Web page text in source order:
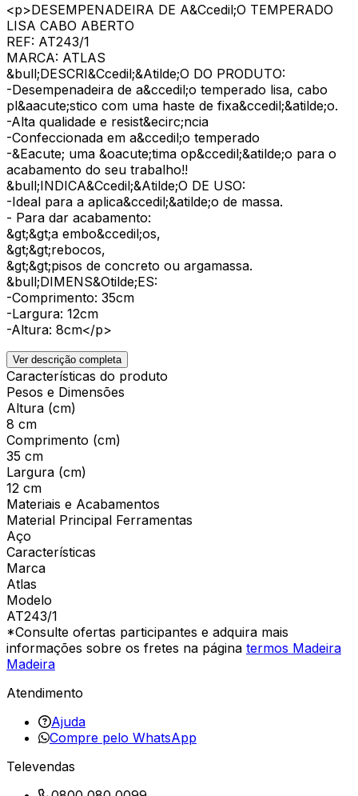
<p>DESEMPENADEIRA DE A&Ccedil;O TEMPERADO
LISA CABO ABERTO
REF: AT243/1
MARCA: ATLAS
&bull;DESCRI&Ccedil;&Atilde;O DO PRODUTO:
-Desempenadeira de a&ccedil;o temperado lisa, cabo
pl&aacute;stico com uma haste de fixa&ccedil;&atilde;o.
-Alta qualidade e resist&ecirc;ncia
-Confeccionada em a&ccedil;o temperado
-&Eacute; uma &oacute;tima op&ccedil;&atilde;o para o
acabamento do seu trabalho!!
&bull;INDICA&Ccedil;&Atilde;O DE USO:
-Ideal para a aplica&ccedil;&atilde;o de massa.
- Para dar acabamento:
&gt;&gt;a embo&ccedil;os,
&gt;&gt;rebocos,
&gt;&gt;pisos de concreto ou argamassa.
&bull;DIMENS&Otilde;ES:
-Comprimento: 35cm
-Largura: 12cm
-Altura: 8cm</p>
Ver descrição completa
Características do produto
Pesos e Dimensões
Altura (cm)
8 cm
Comprimento (cm)
35 cm
Largura (cm)
12 cm
Materiais e Acabamentos
Material Principal Ferramentas
Aço
Características
Marca
Atlas
Modelo
AT243/1
*Consulte ofertas participantes e adquira mais
informações sobre os fretes na página termos Madeira
Madeira
Atendimento
Ajuda
Compre pelo WhatsApp
Televendas